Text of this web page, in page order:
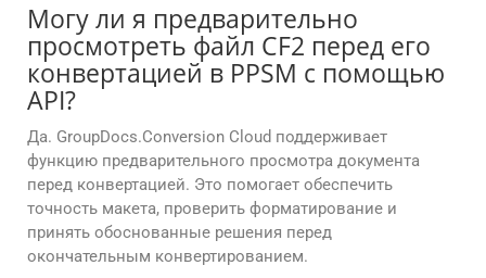
Могу ли я предварительно
просмотреть файл CF2 перед его
конвертацией в PPSM с помощью
API?
Да. GroupDocs.Conversion Cloud поддерживает
функцию предварительного просмотра документа
перед конвертацией. Это помогает обеспечить
точность макета, проверить форматирование и
принять обоснованные решения перед
окончательным конвертированием.